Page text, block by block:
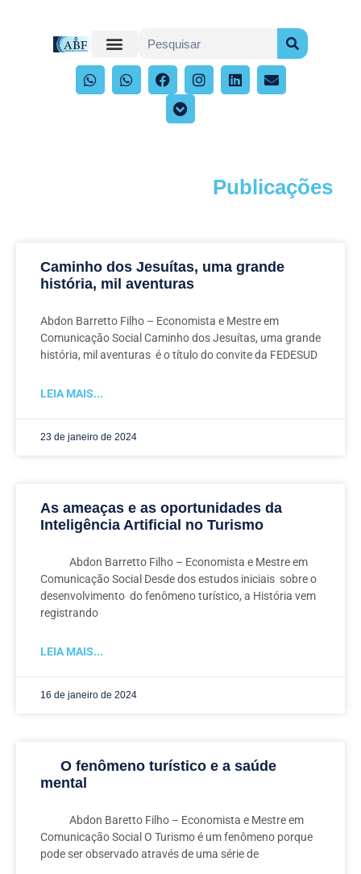
Publicações
Caminho dos Jesuítas, uma grande
história, mil aventuras
Abdon Barretto Filho – Economista e Mestre em
Comunicação Social Caminho dos Jesuítas, uma grande
história, mil aventuras é o título do convite da FEDESUD
LEIA MAIS...
23 de janeiro de 2024
As ameaças e as oportunidades da
Inteligência Artificial no Turismo
Abdon Barretto Filho – Economista e Mestre em
Comunicação Social Desde dos estudos iniciais sobre o
desenvolvimento do fenômeno turístico, a História vem
registrando
LEIA MAIS...
16 de janeiro de 2024
O fenômeno turístico e a saúde
mental
Abdon Baretto Filho – Economista e Mestre em
Comunicação Social O Turismo é um fenômeno porque
pode ser observado através de uma série de